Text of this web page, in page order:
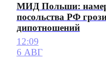
МИД Польши:
посольства РФ
дипотношений
12:09
6 АВГ